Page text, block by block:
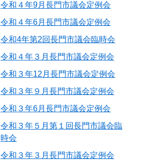
令和４年9月長門市議会定例会
令和４年6月長門市議会定例会
令和4年第2回長門市議会臨時会
令和４年３月長門市議会定例会
令和３年12月長門市議会定例会
令和３年９月長門市議会定例会
令和３年6月長門市議会定例会
令和３年５月第１回長門市議会臨
時会
令和３年３月長門市議会定例会